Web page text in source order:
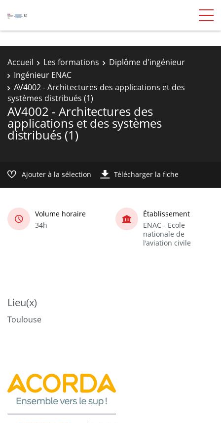
Accueil Les formations
Diplôme d'ingénieur
Ingénieur ENAC
AV4002 - Architectures des applications et des
systèmes distribués (1)
AV4002 - Architectures des
applications et des systèmes
distribués (1)
Ajouter à la sélection Télécharger la fiche
Volume horaire
34h
Établissement
ENAC - Ecole
nationale de
l'aviation civile
Lieu(x)
Toulouse